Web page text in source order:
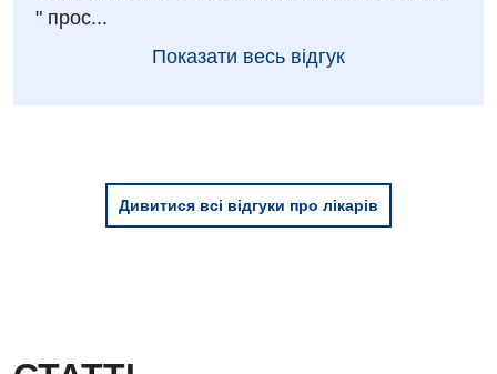
Фізіотерапія
Хірургічне відділення
Дитяча гастроентерологія
" прос...
Показати весь відгук
Дивитися всі відгуки про лікарів